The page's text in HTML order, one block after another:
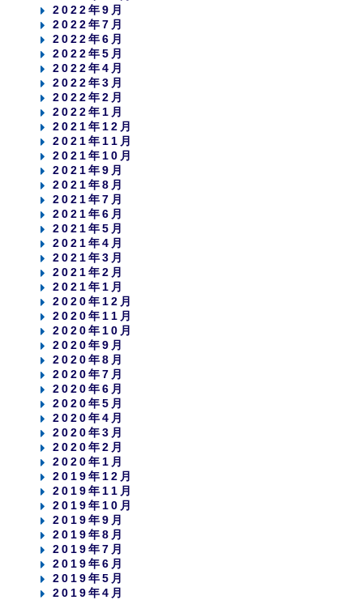
2022年9月
2022年7月
2022年6月
2022年5月
2022年4月
2022年3月
2022年2月
2022年1月
2021年12月
2021年11月
2021年10月
2021年9月
2021年8月
2021年7月
2021年6月
2021年5月
2021年4月
2021年3月
2021年2月
2021年1月
2020年12月
2020年11月
2020年10月
2020年9月
2020年8月
2020年7月
2020年6月
2020年5月
2020年4月
2020年3月
2020年2月
2020年1月
2019年12月
2019年11月
2019年10月
2019年9月
2019年8月
2019年7月
2019年6月
2019年5月
2019年4月